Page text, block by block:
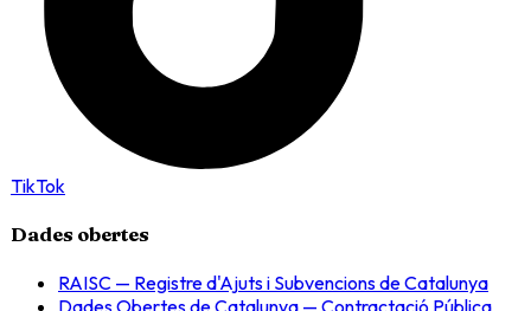
TikTok
Dades obertes
RAISC — Registre d'Ajuts i Subvencions de Catalunya